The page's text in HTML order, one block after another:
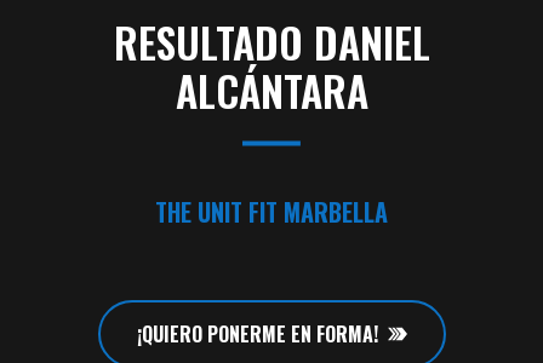
RESULTADO DANIEL
ALCÁNTARA
THE UNIT FIT MARBELLA
¡QUIERO PONERME EN FORMA!